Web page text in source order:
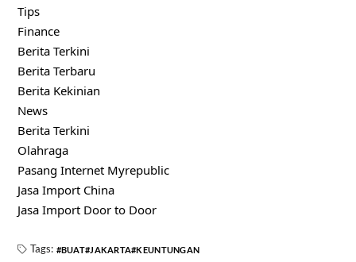
Tips
Finance
Berita Terkini
Berita Terbaru
Berita Kekinian
News
Berita Terkini
Olahraga
Pasang Internet Myrepublic
Jasa Import China
Jasa Import Door to Door
Tags: BUAT JAKARTA KEUNTUNGAN